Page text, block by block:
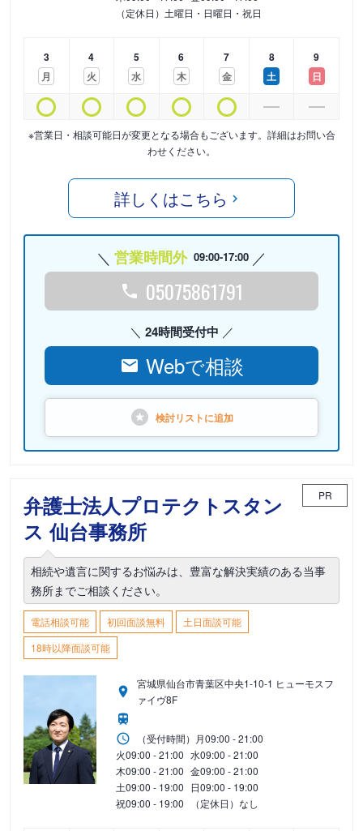
（定休日）土曜日・日曜日・祝日
3
月
4
火
5
水
6
木
7
金
8
土
9
日
※営業日・相談可能日が変更となる場合もございます。詳細はお問い合
わせください。
詳しくはこちら
営業時間外 09:00-17:00
05075861791
24時間受付中
Webで相談
検討リストに追加
弁護士法人プロテクトスタン
ス 仙台事務所
PR
相続や遺言に関するお悩みは、豊富な解決実績のある当事
務所までご相談ください。
電話相談可能 初回面談無料
土日面談可能
18時以降面談可能
宮城県仙台市青葉区中央1-10-1 ヒューモスフ
ァイヴ8F
（受付時間） 月09:00 - 21:00
火09:00 - 21:00 水09:00 - 21:00
木09:00 - 21:00 金09:00 - 21:00
土09:00 - 19:00 日09:00 - 19:00
祝09:00 - 19:00 （定休日）なし